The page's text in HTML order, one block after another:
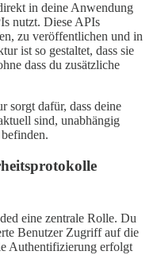
in deine Anwendung
nutzt. Diese APIs
zu veröffentlichen und in
ist so gestaltet, dass sie
dass du zusätzliche
sorgt dafür, dass deine
sind, unabhängig
eine zentrale Rolle. Du
Benutzer Zugriff auf die
Authentifizierung erfolgt